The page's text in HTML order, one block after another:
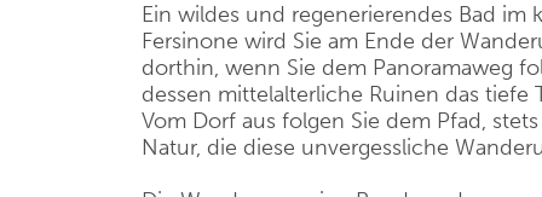
Ein wildes und regenerierendes Bad im
Fersinone wird Sie am Ende der
dorthin, wenn Sie dem Panoramaweg
dessen mittelalterliche Ruinen das tiefe
Vom Dorf aus folgen Sie dem Pfad,
Natur, die diese unvergessliche